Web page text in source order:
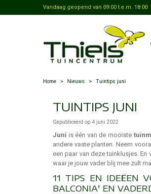
Home > Nieuws > Tuintips juni
Vandaag geopend van 09:00 t.e.m. 18:00
TUINTIPS JUNI
Gepubliceerd op 4 juni 2022
Juni is één van de mooiste
andere vaste planten. Neem
een paar van deze tuinklusjes.
waar je jouw vader blij mee zult
11 TIPS EN IDEËEN
BALCONIA' EN